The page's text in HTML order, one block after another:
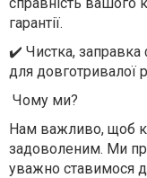
гарантії.
✔ Чистка,
для довготривалої
Чому ми?
Нам важливо, щоб
задоволеним. Ми
уважно ставимося